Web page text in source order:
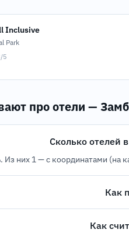
Inclusive
Park
5
про отели —
Сколько отелей
Из них 1 — с координатами (на
Как
Как